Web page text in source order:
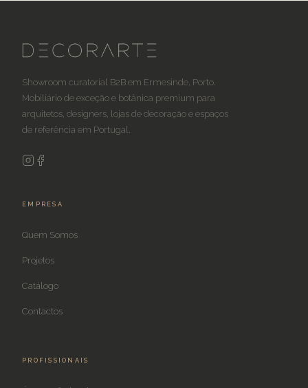
Showroom curatorial B2B em Ermesinde, Porto.
Mobiliário de exceção e botânica premium para
arquitetos, designers, lojas de decoração e espaços
de referência em Portugal.
EMPRESA
Quem Somos
Projetos
Catálogo
Contactos
PROFISSIONAIS